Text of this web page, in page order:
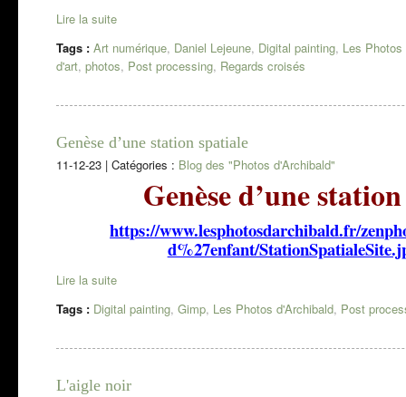
Lire la suite
Tags : Art numérique, Daniel Lejeune, Digital painting, Les
d'art, photos, Post processing, Regards croisés
Genèse d’une station spatiale
11-12-23 | Catégories : Blog des "Photos d'Archibald"
Genèse d’une
https://www.lesphotosdarchibald.fr/
d%27enfant/
Lire la suite
Tags : Digital painting, Gimp, Les Photos d'Archibald, Post
L'aigle noir